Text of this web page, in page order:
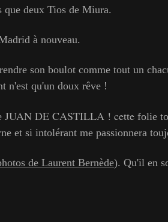
que deux Tios de Miura.
à nouveau.
son boulot comme tout un
n'est qu'un doux rêve !
JUAN DE CASTILLA ! cette folie
et si intolérant me passionnera
de Laurent Bernède). Qu'il en